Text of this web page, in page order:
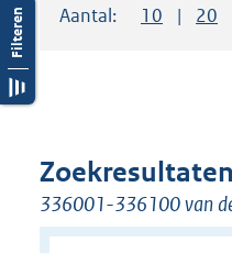
Aantal:
Toon
10 20
Zoekresultaten
336001-336100 van